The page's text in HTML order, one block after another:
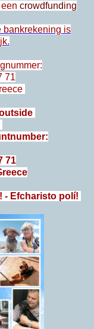
crowdfunding
bankrekening is
.
71
71
- Efcharisto polí!